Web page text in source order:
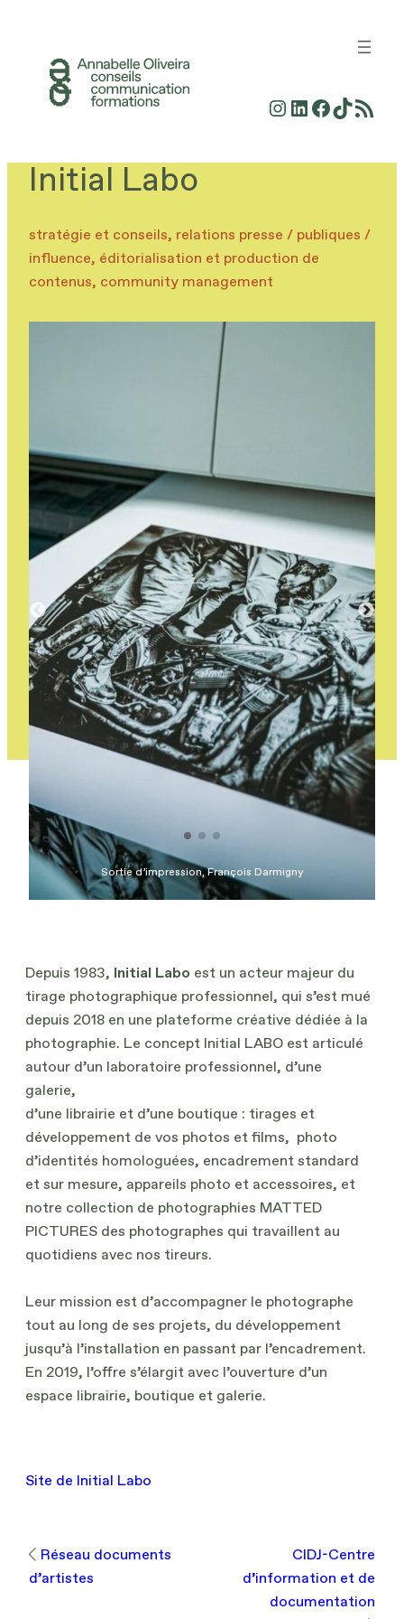
contenu
Instagram
LinkedIn
Facebook
TikTok
Flux RSS
Initial Labo
stratégie et conseils, relations presse / publiques /
influence, éditorialisation et production de
contenus, community management
Sortie d’impression, François Darmigny
Depuis 1983, Initial Labo est un acteur majeur du
tirage photographique professionnel, qui s’est mué
depuis 2018 en une plateforme créative dédiée à la
photographie. Le concept Initial LABO est articulé
autour d’un laboratoire professionnel, d’une
galerie,
d’une librairie et d’une boutique : tirages et
développement de vos photos et films, photo
d’identités homologuées, encadrement standard
et sur mesure, appareils photo et accessoires, et
notre collection de photographies MATTED
PICTURES des photographes qui travaillent au
quotidiens avec nos tireurs.
Leur mission est d’accompagner le photographe
tout au long de ses projets, du développement
jusqu’à l’installation en passant par l’encadrement.
En 2019, l’offre s’élargit avec l’ouverture d’un
espace librairie, boutique et galerie.
Site de Initial Labo
Réseau documents
d’artistes
CIDJ-Centre
d’information et de
documentation